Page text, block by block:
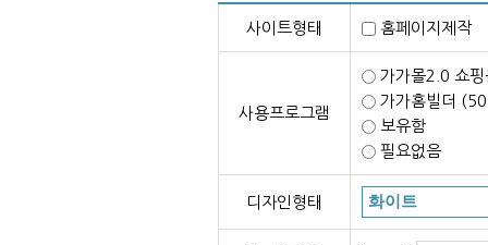
사이트형태 홈페이지제작
사용프로그램
가가몰2.0 쇼
가가홈빌더
보유함
필요없음
디자인형태